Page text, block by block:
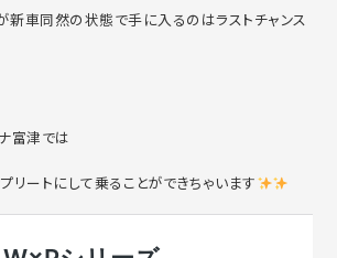
新車同然の状態で手に入るのはラストチャンス
富津では
リートにして乗ることができちゃいます